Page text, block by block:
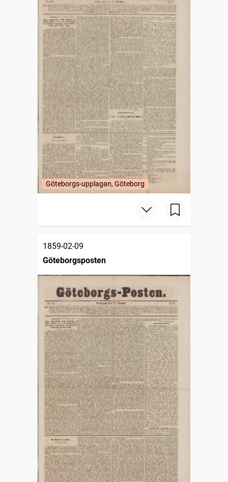
Göteborgs-upplagan, Göteborg
1859-02-09
Göteborgsposten